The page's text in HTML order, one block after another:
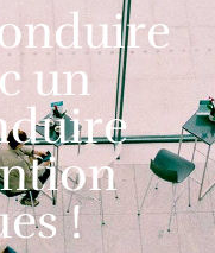
un
!